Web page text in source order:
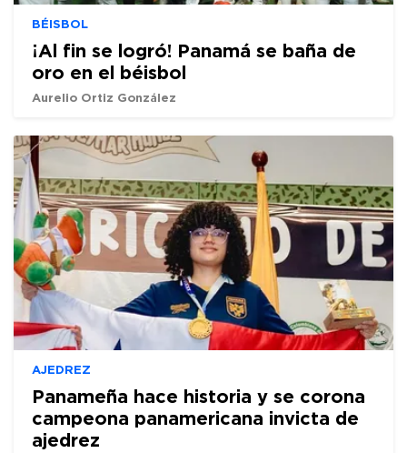
BÉISBOL
¡Al fin se logró! Panamá se baña de
oro en el béisbol
Aurelio Ortiz González
AJEDREZ
Panameña hace historia y se corona
campeona panamericana invicta de
ajedrez